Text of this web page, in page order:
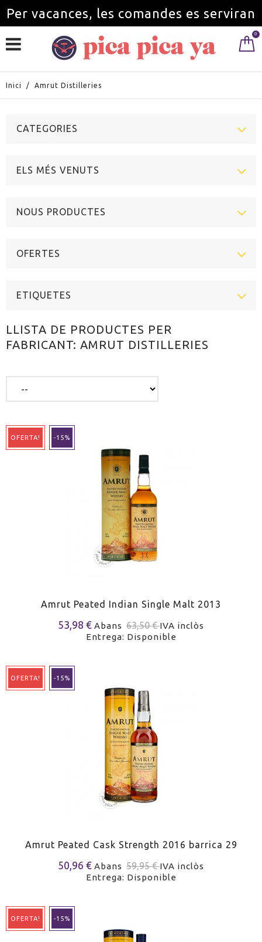
Per vacances, les comandes es serviran
a partir de l'1 de setembre.
0
Inici / Amrut Distilleries
CATEGORIES
ELS MÉS VENUTS
NOUS PRODUCTES
OFERTES
ETIQUETES
LLISTA DE PRODUCTES PER
FABRICANT: AMRUT DISTILLERIES
OFERTA! -15%
Amrut Peated Indian Single Malt 2013
53,98 € Abans 63,50 €IVA inclòs
Entrega: Disponible
OFERTA! -15%
Amrut Peated Cask Strength 2016 barrica 29
50,96 € Abans 59,95 €IVA inclòs
Entrega: Disponible
OFERTA! -15%